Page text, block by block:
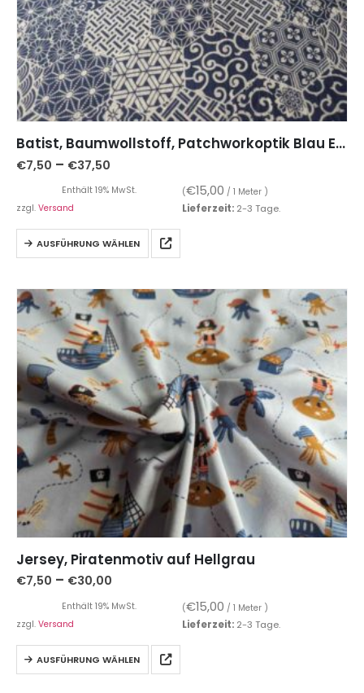
Batist, Baumwollstoff, Patchworkoptik Blau Ecru
€7,50 – €37,50
Enthält 19% MwSt. (€15,00 / 1 Meter )
zzgl. Versand Lieferzeit: 2-3 Tage.
AUSFÜHRUNG WÄHLEN
Jersey, Piratenmotiv auf Hellgrau
€7,50 – €30,00
Enthält 19% MwSt. (€15,00 / 1 Meter )
zzgl. Versand Lieferzeit: 2-3 Tage.
AUSFÜHRUNG WÄHLEN